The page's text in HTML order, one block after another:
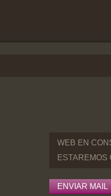
WEB EN
ESTAREMOS